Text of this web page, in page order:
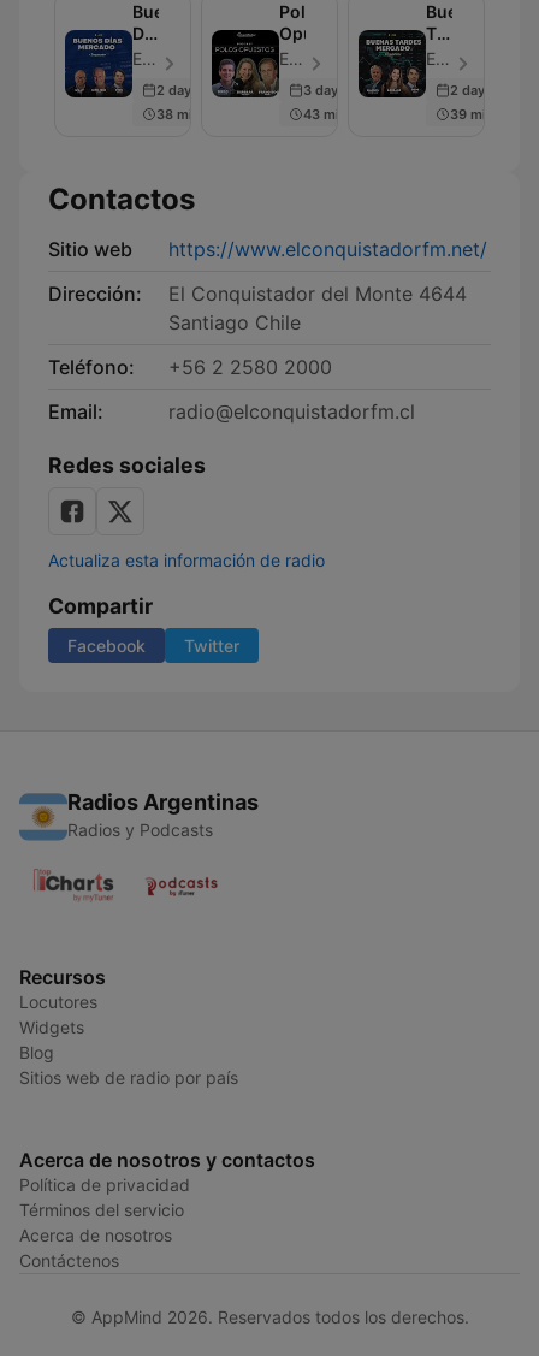
Buenos
Días
Mercado
El Conquistador FM - Episodio 868
2 days ago
38 min
Polos
Opuestos
El Conquistador FM - Episodio 1004
3 days ago
43 min
Buenas
Tardes
Mercado
El Conquistador FM - Episodio 889
2 days ago
39 min
Contactos
Sitio web
https://www.elconquistadorfm.net/
Dirección:
El Conquistador del Monte 4644
Santiago Chile
Teléfono:
+56 2 2580 2000
Email:
radio@elconquistadorfm.cl
Redes sociales
Actualiza esta información de radio
Compartir
Facebook Twitter
Radios Argentinas
Radios y Podcasts
Recursos
Locutores
Widgets
Blog
Sitios web de radio por país
Acerca de nosotros y contactos
Política de privacidad
Términos del servicio
Acerca de nosotros
Contáctenos
© AppMind 2026. Reservados todos los derechos.